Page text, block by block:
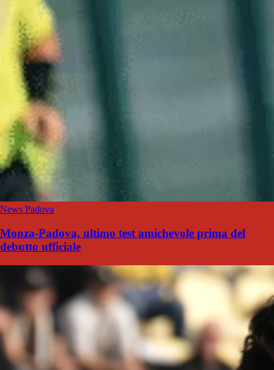
News Padova
Monza-Padova, ultimo test amichevole prima del
debutto ufficiale